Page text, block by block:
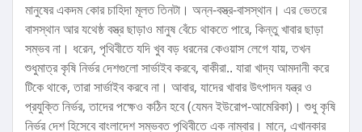
মানুষের একদম কোর চাহিদা মূলত তিনটা। অন্ন-বস্ত্র-বাসস্থান। এর ভেতরে
বাসস্থান আর যথেষ্ঠ বস্ত্র ছাড়াও মানুষ বেঁচে থাকতে পারে, কিন্তু খাবার ছাড়া
সম্ভব না। ধরেন, পৃথিবীতে যদি খুব বড় ধরনের কেওয়াস লেগে যায়, তখন
শুধুমাত্র কৃষি নির্ভর দেশগুলো সার্ভাইব করবে, বাকীরা.. যারা খাদ্য আমদানী করে
টিকে থাকে, তারা সার্ভাইব করবে না। আবার, যাদের খাবার উৎপাদন যন্ত্র ও
প্রযুক্তি নির্ভর, তাদের পক্ষেও কঠিন হবে (যেমন ইউরোপ-আমেরিকা)। শুধু কৃষি
নির্ভর দেশ হিসেবে বাংলাদেশ সম্ভবত পৃথিবীতে এক নাম্বার। মানে, এখানকার